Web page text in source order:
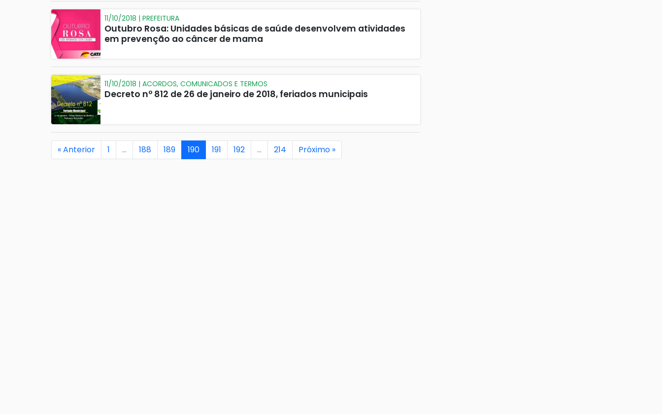
11/10/2018 | PREFEITURA
Outubro Rosa: Unidades básicas de saúde desenvolvem atividades
em prevenção ao câncer de mama
11/10/2018 | ACORDOS, COMUNICADOS E TERMOS
Decreto nº 812 de 26 de janeiro de 2018, feriados municipais
« Anterior 1 … 188 189 190 191 192 … 214 Próximo »